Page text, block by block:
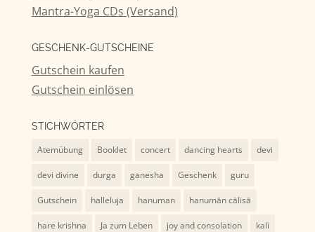
Mantra-Yoga CDs (Versand)
GESCHENK-GUTSCHEINE
Gutschein kaufen
Gutschein einlösen
STICHWÖRTER
Atemübung Booklet concert dancing hearts devi
devi divine durga ganesha Geschenk guru
Gutschein halleluja hanuman hanumān cālisā
hare krishna Ja zum Leben joy and consolation kali